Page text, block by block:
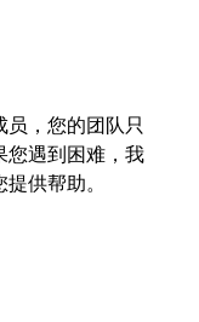
员，您的团队只
您遇到困难，我
供帮助。